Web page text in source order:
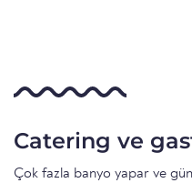
Catering ve
Çok fazla banyo yapar ve